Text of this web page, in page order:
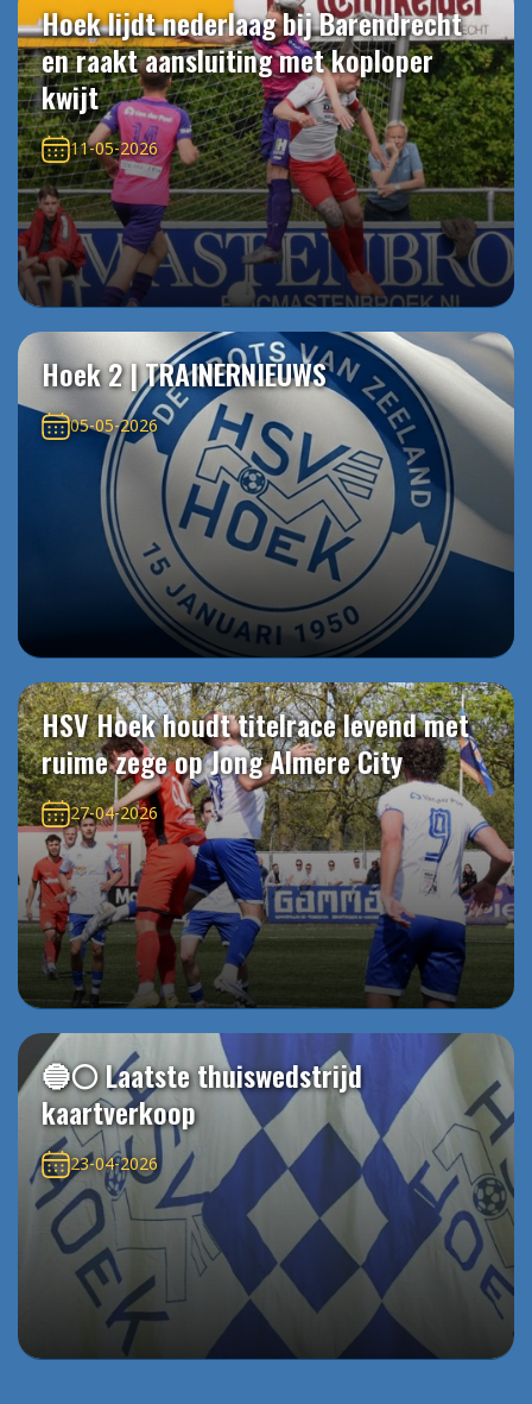
Hoek lijdt nederlaag bij Barendrecht
en raakt aansluiting met koploper
kwijt
11-05-2026
Hoek 2 | TRAINERNIEUWS
05-05-2026
HSV Hoek houdt titelrace levend met
ruime zege op Jong Almere City
27-04-2026
🔵⚪️ Laatste thuiswedstrijd
kaartverkoop
23-04-2026